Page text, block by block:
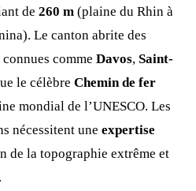
de 260 m (plaine du Rhin à
Le canton abrite des
comme Davos, Saint-
le célèbre Chemin de fer
mondial de l’UNESCO. Les
nécessitent une expertise
de la topographie extrême et